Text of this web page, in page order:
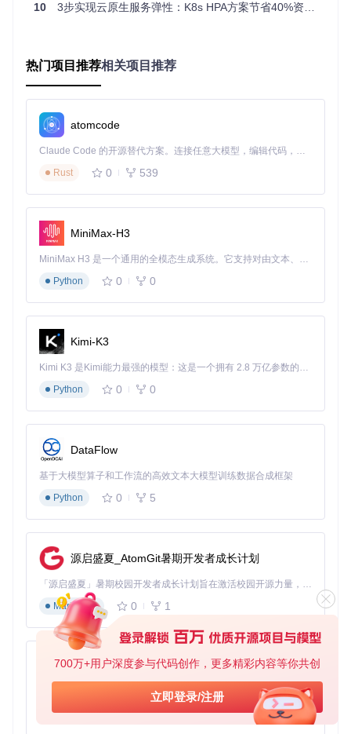
700万+用户深度参与代码创作，更多精彩内容等你共创
立即登录/注册
2级基于推理延迟和请求队列长度等业务指标，用于应对突发
HPA配置的优化与创新
在HPA配置方面，WrenAI进行了针对性的优化。以下是一个关
apiVersion: autoscaling/v2
kind: HorizontalPodAutoscaler
metadata:
name:
wren-ai-model-service-hpa
spec:
apiVersion:
apps/v1
maxReplicas:
metrics:
-
type:
Resource
name:
cpu
target:
type: Utilization
- type: Resource
name:
memory
target:
averageUtilization: 75
behavior:
scaleUp:
stabilizationWindowSeconds: 45
policies:
-
type:
value:
60
periodSeconds:
scaleDown:
stabilizationWindowSeconds:
policies:
360
10 3步实现云原生服务弹性：K8s HPA方案节省40%资源成本
热门项目推荐相关项目推荐
atomcode
Claude Code 的开源替代方案。连接任意大模型，编辑代码，运行命令，自动验证 — 全自动执行。用 Rust 构建，极致性能。 ｜ An open-source alternative to Claude Code. Connect any LLM, edit code, run commands, and verify changes — autonomously. Built in Rust for speed. Get Started
Rust
0 539
MiniMax-H3
MiniMax H3 是一个通用的全模态生成系统。它支持对由文本、图像、视频和音频组成的多模态上下文进行统一理解，并能生成分辨率高达 2K、时长可达 15 秒的带原生立体声音频的视频。得益于面向任务泛化的系统设计，H3 在预训练阶段就已具备广泛的多模态上下文理解与生成能力，能够出色地执行复杂的多模态指令。
Python
0 0
Kimi-K3
Kimi K3 是Kimi能力最强的模型：这是一个拥有 2.8 万亿参数的混合专家（MoE）模型，具备原生视觉理解能力，并支持 100 万 token 的上下文窗口。
Python
0 0
DataFlow
基于大模型算子和工作流的高效文本大模型训练数据合成框架
Python
0 5
源启盛夏_AtomGit暑期开发者成长计划
「源启盛夏」暑期校园开发者成长计划旨在激活校园开源力量，通过积分激励、认证扶持、资源倾斜等形式，引导高校组织和开发者完成「入驻 — 建项目 — 做贡献 — 获认证 — 得资源」的完整闭环。无论你是想带领社团入驻平台的组织者，还是希望用代码贡献证明自己的开发者，都能在这里找到属于你的成长路径。
Markdown
0 1
py-xiaozhi
基于Python的Xiaozhi AI，适用于想要完整Xiaozhi体验而无需拥有专用硬件的用户。
Python
0 1